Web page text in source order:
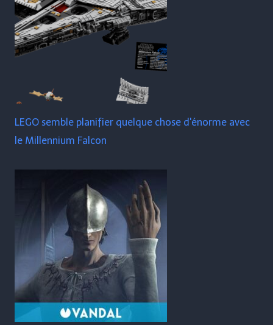
LEGO semble planifier quelque chose d'énorme avec
le Millennium Falcon